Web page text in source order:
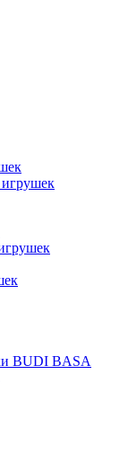
игрушек
BUDI BASA